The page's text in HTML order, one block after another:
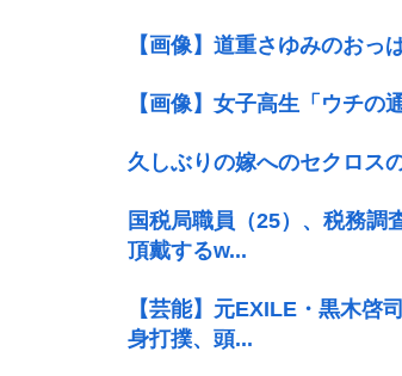
【画像】道重さゆみのおっ
【画像】女子高生「ウチの
久しぶりの嫁へのセクロス
国税局職員（25）、税務調
頂戴するw...
【芸能】元EXILE・黒木
身打撲、頭...